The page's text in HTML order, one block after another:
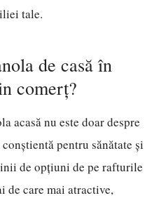
tale.
de casă în
comerț?
acasă nu este doar despre
pentru sănătate și
de opțiuni de pe rafturile
de care mai atractive,